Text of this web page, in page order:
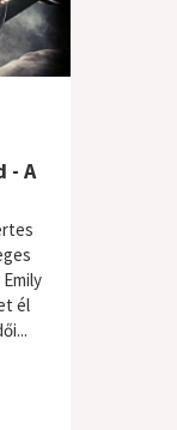
- A
él